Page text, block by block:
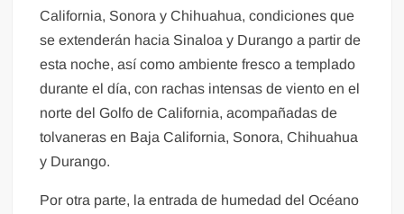
California, Sonora y Chihuahua, condiciones que
se extenderán hacia Sinaloa y Durango a partir de
esta noche, así como ambiente fresco a templado
durante el día, con rachas intensas de viento en el
norte del Golfo de California, acompañadas de
tolvaneras en Baja California, Sonora, Chihuahua
y Durango.
Por otra parte, la entrada de humedad del Océano